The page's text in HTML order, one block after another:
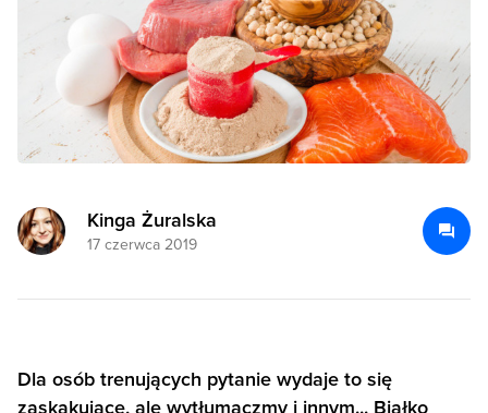
Kinga Żuralska
17 czerwca 2019
Dla osób trenujących pytanie wydaje to się
zaskakujące, ale wytłumaczmy i innym... Białko